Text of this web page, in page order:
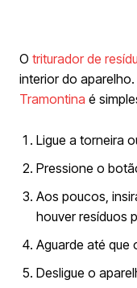
O triturador de
interior do
Tramontina é
Ligue a torneira
Pressione o
Aos poucos,
houver resíduos
Aguarde até que
Desligue o